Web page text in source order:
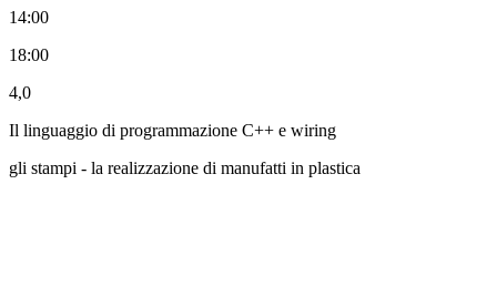
14:00
18:00
4,0
Il linguaggio di programmazione C++ e wiring
gli stampi - la realizzazione di manufatti in plastica